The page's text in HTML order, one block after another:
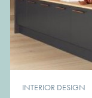
INTERIOR DESIGN